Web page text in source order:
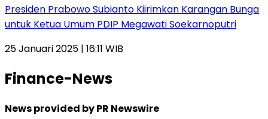
Presiden Prabowo Subianto Kiirimkan Karangan Bunga
untuk Ketua Umum PDIP Megawati Soekarnoputri
25 Januari 2025 | 16:11 WIB
Finance-News
News provided by PR Newswire